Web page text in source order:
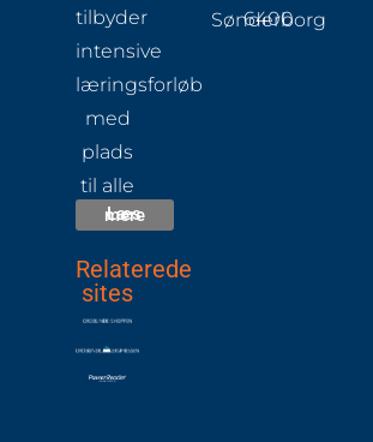
tilbyder
intensive
læringsforløb
med
plads
til alle
Læs mere
Relaterede
sites
6400 Sønderborg